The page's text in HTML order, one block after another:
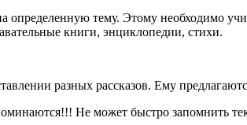
определенную тему. Этому необходимо
книги, энциклопедии, стихи.
разных рассказов. Ему
Не может быстро запомнить